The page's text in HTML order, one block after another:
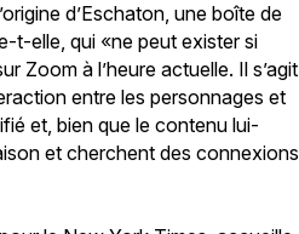
d’Eschaton, une boîte de
t-elle, qui «ne peut exister si
Zoom à l’heure actuelle. Il s’agit
entre les personnages et
et, bien que le contenu lui-
et cherchent des connexions